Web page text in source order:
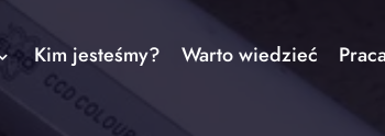
Kim jesteśmy? Warto wiedzieć